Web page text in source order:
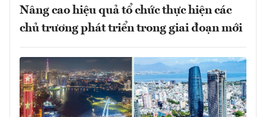
Nâng cao hiệu quả tổ chức thực hiện các
chủ trương phát triển trong giai đoạn mới